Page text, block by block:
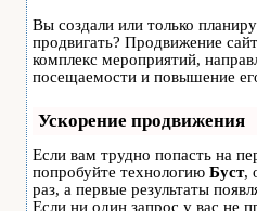
Вы создали или только
продвигать? Продвижение
комплекс мероприятий,
посещаемости и повышение
Ускорение продвижения
Если вам трудно попасть на
попробуйте технологию Буст,
раз, а первые результаты
Если ни один запрос у вас не